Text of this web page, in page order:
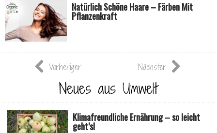
Natürlich Schöne Haare – Färben Mit
Pflanzenkraft
Vorheriger Nächster
Neues aus Umwelt
Klimafreundliche Ernährung – so leicht
geht’s!